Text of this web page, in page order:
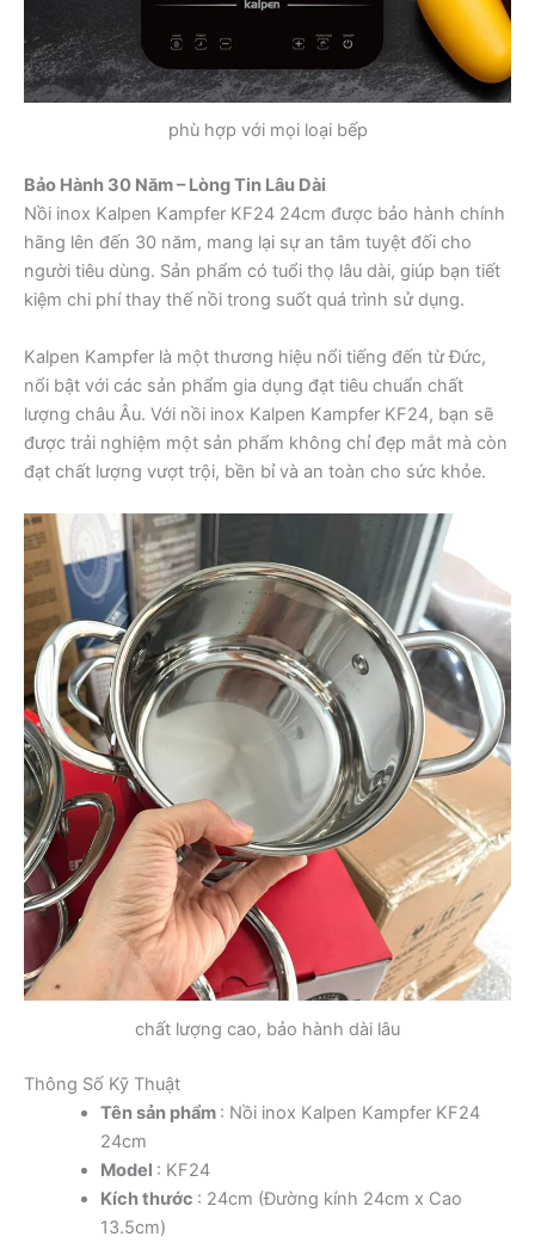
phù hợp với mọi loại bếp
Bảo Hành 30 Năm – Lòng Tin Lâu Dài
Nồi inox Kalpen Kampfer KF24 24cm được bảo hành chính
hãng lên đến 30 năm, mang lại sự an tâm tuyệt đối cho
người tiêu dùng. Sản phẩm có tuổi thọ lâu dài, giúp bạn tiết
kiệm chi phí thay thế nồi trong suốt quá trình sử dụng.
Kalpen Kampfer là một thương hiệu nổi tiếng đến từ Đức,
nổi bật với các sản phẩm gia dụng đạt tiêu chuẩn chất
lượng châu Âu. Với nồi inox Kalpen Kampfer KF24, bạn sẽ
được trải nghiệm một sản phẩm không chỉ đẹp mắt mà còn
đạt chất lượng vượt trội, bền bỉ và an toàn cho sức khỏe.
chất lượng cao, bảo hành dài lâu
Thông Số Kỹ Thuật
Tên sản phẩm : Nồi inox Kalpen Kampfer KF24
24cm
Model : KF24
Kích thước : 24cm (Đường kính 24cm x Cao
13.5cm)